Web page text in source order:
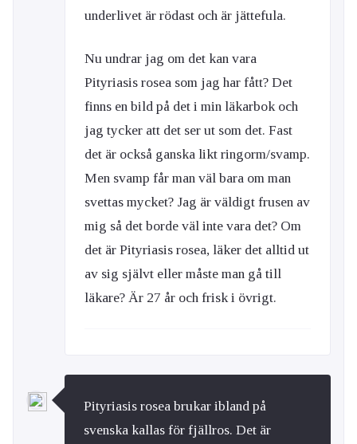
underlivet är rödast och är jättefula.
Nu undrar jag om det kan vara
Pityriasis rosea som jag har fått? Det
finns en bild på det i min läkarbok och
jag tycker att det ser ut som det. Fast
det är också ganska likt ringorm/svamp.
Men svamp får man väl bara om man
svettas mycket? Jag är väldigt frusen av
mig så det borde väl inte vara det? Om
det är Pityriasis rosea, läker det alltid ut
av sig självt eller måste man gå till
läkare? Är 27 år och frisk i övrigt.
Pityriasis rosea brukar ibland på
svenska kallas för fjällros. Det är